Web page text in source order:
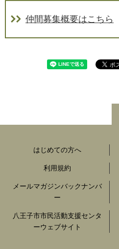
仲間募集概要はこちら
はじめての方へ
利用規約
メールマガジンバックナンバ
ー
八王子市市民活動支援センタ
ーウェブサイト